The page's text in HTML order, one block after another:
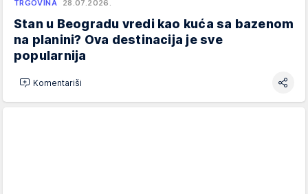
TRGOVINA 28.07.2026.
Stan u Beogradu vredi kao kuća sa bazenom
na planini? Ova destinacija je sve
popularnija
Komentariši